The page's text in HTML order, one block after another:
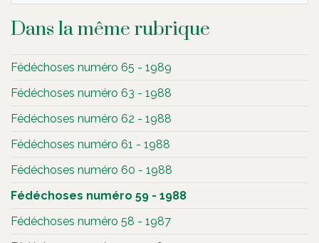
Dans la même rubrique
Fédéchoses numéro 65 - 1989
Fédéchoses numéro 63 - 1988
Fédéchoses numéro 62 - 1988
Fédéchoses numéro 61 - 1988
Fédéchoses numéro 60 - 1988
Fédéchoses numéro 59 - 1988
Fédéchoses numéro 58 - 1987